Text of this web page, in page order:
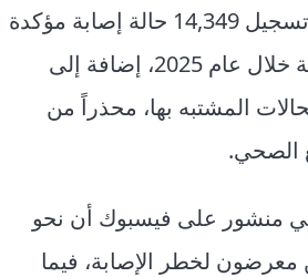
تيسير السامعي، عن تسجيل 14,349 حالة إصابة مؤكدة
بالملاريا في المحافظة خلال عام 2025، إضافة إلى
المشتبه بها، محذراً من
الصحي.
منشور على فيسبوك أن نحو
معرضون لخطر الإصابة، فيما